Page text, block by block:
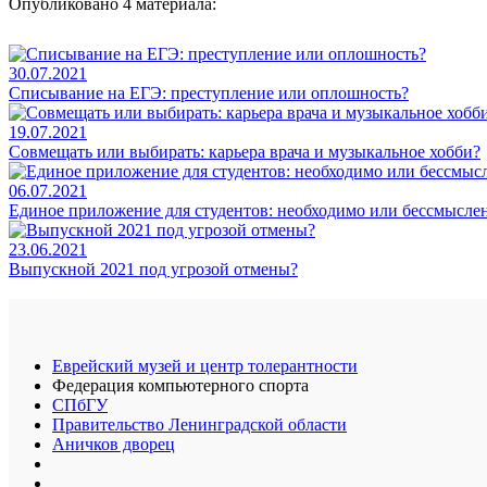
30.07.2021
Списывание на ЕГЭ: преступление или оплошность?
19.07.2021
Совмещать или выбирать: карьера врача и музыкальное хобби?
06.07.2021
Единое приложение для студентов: необходимо или
23.06.2021
Выпускной 2021 под угрозой отмены?
Еврейский музей и центр толерантности
Федерация компьютерного спорта
СПбГУ
Правительство Ленинградской области
Аничков дворец